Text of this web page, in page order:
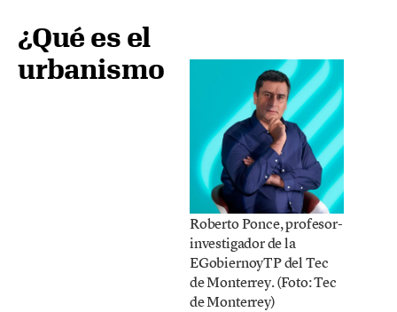
Roberto Ponce, profesor-
investigador de la
EGobiernoyTP del Tec
de Monterrey. (Foto: Tec
de Monterrey)
¿Qué es el
urbanismo